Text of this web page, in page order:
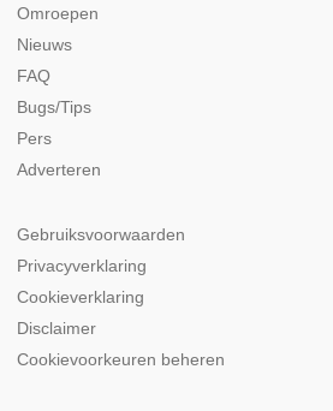
Omroepen
Nieuws
FAQ
Bugs/Tips
Pers
Adverteren
Gebruiksvoorwaarden
Privacyverklaring
Cookieverklaring
Disclaimer
Cookievoorkeuren beheren